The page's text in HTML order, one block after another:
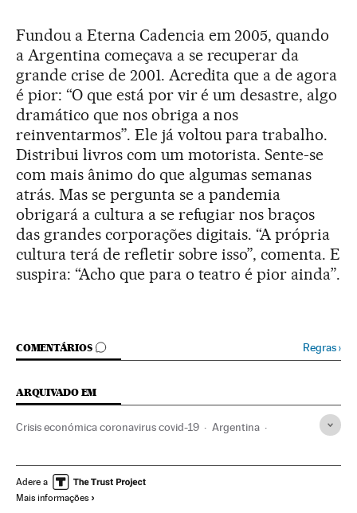
Fundou a Eterna Cadencia em 2005, quando
a Argentina começava a se recuperar da
grande crise de 2001. Acredita que a de agora
é pior: “O que está por vir é um desastre, algo
dramático que nos obriga a nos
reinventarmos”. Ele já voltou para trabalho.
Distribui livros com um motorista. Sente-se
com mais ânimo do que algumas semanas
atrás. Mas se pergunta se a pandemia
obrigará a cultura a se refugiar nos braços
das grandes corporações digitais. “A própria
cultura terá de refletir sobre isso”, comenta. E
suspira: “Acho que para o teatro é pior ainda”.
COMENTÁRIOS
COMENTÁRIOS Regras›
ARQUIVADO EM
Crisis económica coronavirus covid-19 Argentina
Coronavirus Recessão econômica
Conjuntura econômica
Adere a
Mais informações